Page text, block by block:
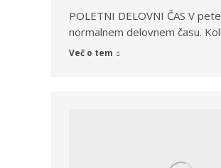
POLETNI DELOVNI ČAS V
normalnem delovnem času.
Več o tem